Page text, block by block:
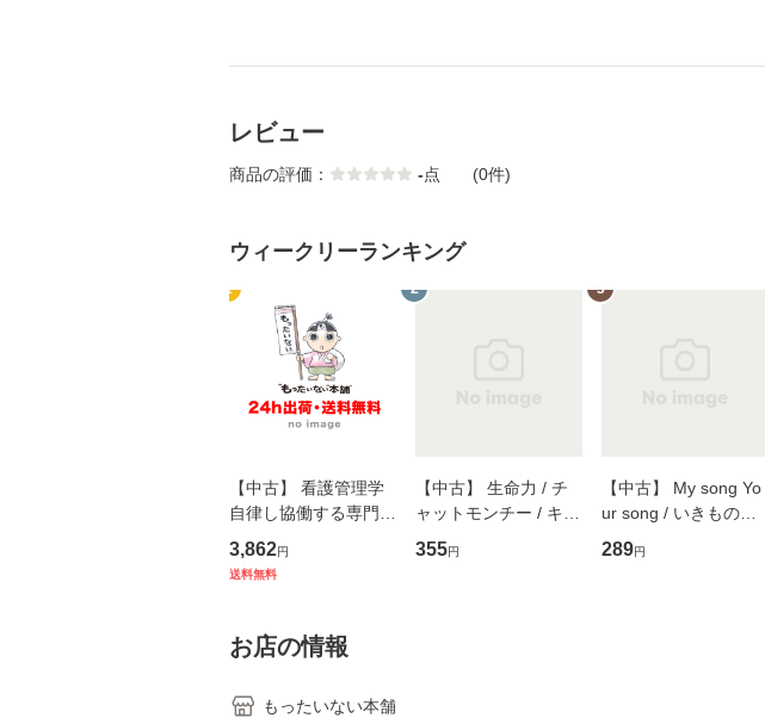
レビュー
商品の評価： -点 (0件)
ウィークリーランキング
1
【中古】 看護管理学
自律し協働する専門職
の看護マネジメントス
キル 改訂第3版 (看護
堂 [単行
3,862円
送料無料
2
【中古】 生命力 / チ
ャットモンチー / キュ
ーンレコード [CD]
【メール便送料無料】
355円
3
【中古】 My song Yo
ur song / いきものが
かり / [CD]【メール便
送料無料】
289円
お店の情報
もったいない本舗